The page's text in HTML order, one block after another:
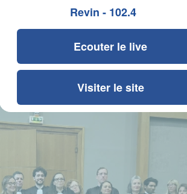
Revin - 102.4
Ecouter le live
Visiter le site
le tribunal judiciaire des Ardennes qui
Ardennes qui accueille 9 nouveaux